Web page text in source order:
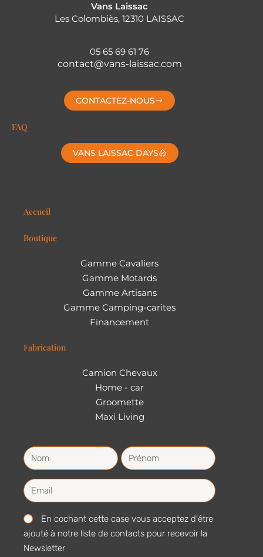
Vans Laissac
Les Colombiès, 12310 LAISSAC
05 65 69 61 76
contact@vans-laissac.com
CONTACTEZ-NOUS
FAQ
VANS LAISSAC DAYS
Accueil
Boutique
Gamme Cavaliers
Gamme Motards
Gamme Artisans
Gamme Camping-carites
Financement
Fabrication
Camion Chevaux
Home - car
Groomette
Maxi Living
En cochant cette case vous acceptez d'être
ajouté à notre liste de contacts pour recevoir la
Newsletter